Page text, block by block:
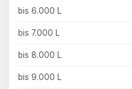
bis 6.000 L
bis 7.000 L
bis 8.000 L
bis 9.000 L